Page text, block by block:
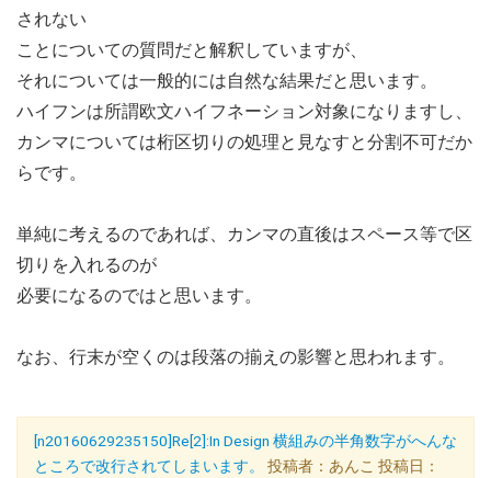
されない
ことについての質問だと解釈していますが、
それについては一般的には自然な結果だと思います。
ハイフンは所謂欧文ハイフネーション対象になりますし、
カンマについては桁区切りの処理と見なすと分割不可だか
らです。
単純に考えるのであれば、カンマの直後はスペース等で区
切りを入れるのが
必要になるのではと思います。
なお、行末が空くのは段落の揃えの影響と思われます。
[n20160629235150]Re[2]:In Design 横組みの半角数字がへんな
ところで改行されてしまいます。
投稿者：あんこ 投稿日：